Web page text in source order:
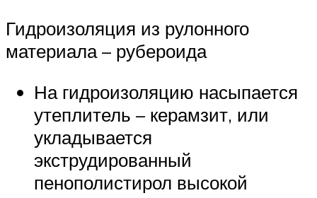
Гидроизоляция из рулонного
материала – рубероида
На гидроизоляцию насыпается
утеплитель – керамзит, или
укладывается
экструдированный
пенополистирол высокой